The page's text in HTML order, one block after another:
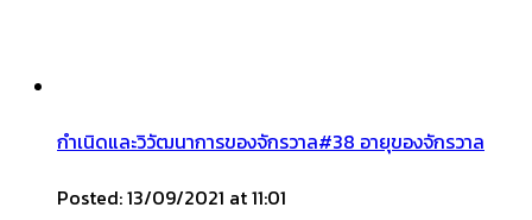
กำเนิดและวิวัฒนาการของจักรวาล#38 อายุของจักรวาล
Posted: 13/09/2021 at 11:01